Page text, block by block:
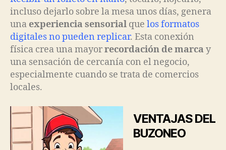
incluso dejarlo sobre la mesa unos días, genera
una experiencia sensorial que los formatos
digitales no pueden replicar. Esta conexión
física crea una mayorrecordación de marcay
una sensación de cercanía con el negocio,
especialmente cuando se trata de comercios
locales.
VENTAJAS DEL
BUZONEO